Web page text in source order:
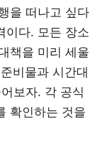
을 떠나고 싶다
이다. 모든 장소
책을 미리 세울
비물과 시간대
보자. 각 공식
확인하는 것을